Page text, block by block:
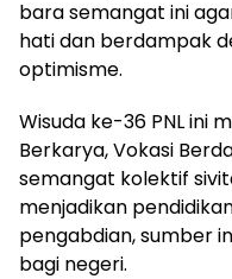
bara semangat ini
hati dan berdampak
optimisme.
Wisuda ke-36 PNL ini
Berkarya, Vokasi
semangat kolektif
menjadikan
pengabdian, sumber
bagi negeri.